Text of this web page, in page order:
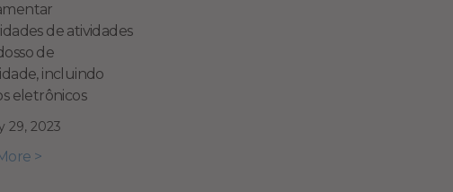
de atividades
de
incluindo
eletrônicos
29, 2023
>